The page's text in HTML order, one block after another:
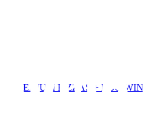
2 MEDIUM PIZZAS + BBQ